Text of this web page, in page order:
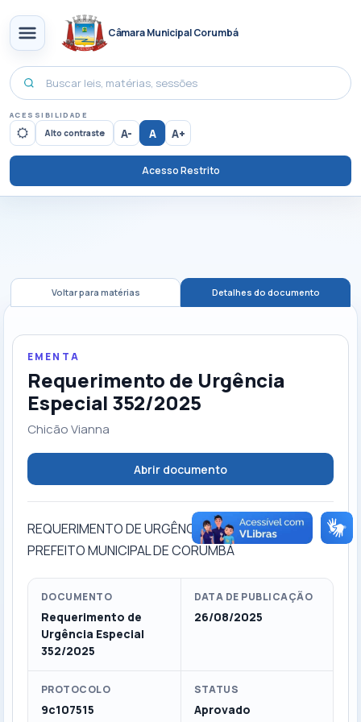
Câmara Municipal Corumbá
ACESSIBILIDADE
Alto contraste A- A A+
Acesso Restrito
Voltar para matérias Detalhes do documento
EMENTA
Requerimento de Urgência
Especial 352/2025
Chicão Vianna
Abrir documento
REQUERIMENTO DE URGÊNCIA ESPECIAL AO
PREFEITO MUNICIPAL DE CORUMBÁ
DOCUMENTO
Requerimento de
Urgência Especial
352/2025
DATA DE PUBLICAÇÃO
26/08/2025
PROTOCOLO
9c107515
STATUS
Aprovado